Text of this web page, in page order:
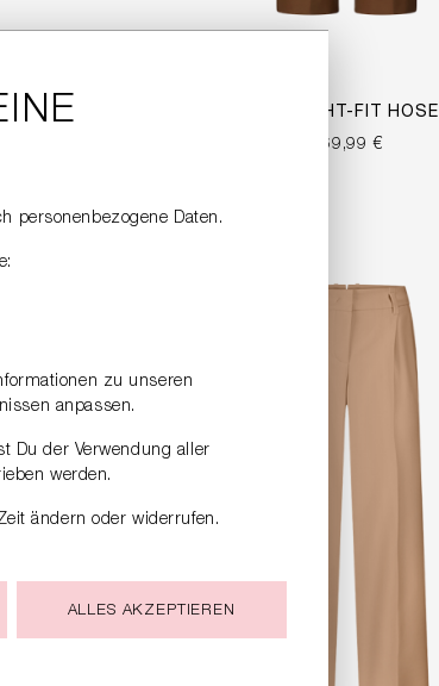
STRAIGHT-FIT HOSE
269,99 €
personenbezogene Daten.
zu unseren
anpassen.
Du der Verwendung aller
werden.
ändern oder widerrufen.
ALLES AKZEPTIEREN